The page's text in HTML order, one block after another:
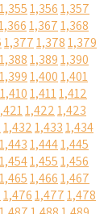
1,3551,3561,357
1,3671,368
1,3771,3781,379
1,3881,3891,390
1,3991,4001,401
1,4101,4111,412
1,4221,423
1,4321,4331,434
1,4431,4441,445
1,4541,4551,456
1,4651,4661,467
1,4761,4771,478